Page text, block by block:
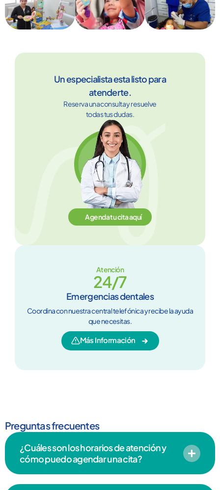
Un especialista esta listo para
atenderte.
Reserva una consulta y resuelve
todas tus dudas.
Agenda tu cita aquí
Atención
24/7
Emergencias dentales
Coordina con nuestra central telefónica y recibe la ayuda
que necesitas.
Más Información
Preguntas frecuentes
¿Cuáles son los horarios de atención y
cómo puedo agendar una cita?